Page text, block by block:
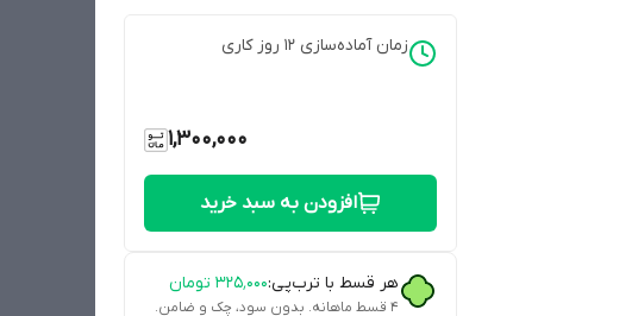
زمان آماده‌سازی 12 روز کاری
1,300,000
افزودن به سبد خرید
هر قسط با ترب‌پی:۳۲۵٬۰۰۰ تومان
۴ قسط ماهانه. بدون سود، چک و ضامن.